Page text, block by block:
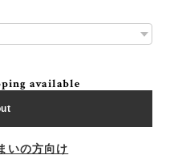
available
いの方向け